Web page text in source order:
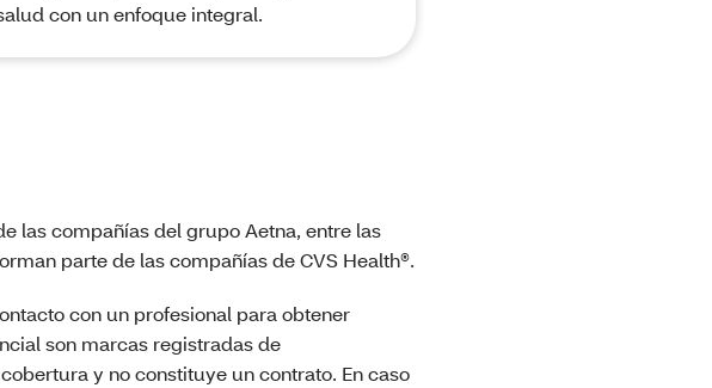
con un enfoque integral.
las compañías del grupo Aetna, entre las
parte de las compañías de CVS Health®.
con un profesional para obtener
son marcas registradas de
y no constituye un contrato. En caso